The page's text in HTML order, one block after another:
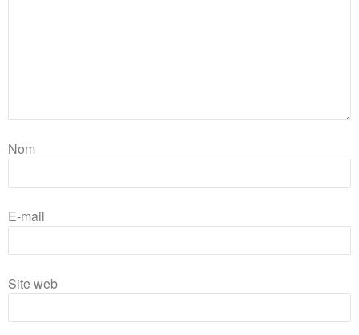
Nom
E-mail
Site web